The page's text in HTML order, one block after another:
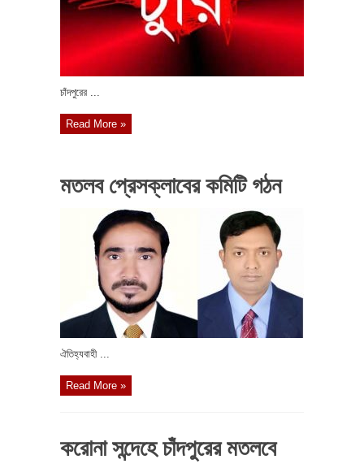
চাঁদপুরের ...
Read More »
মতলব প্রেসক্লাবের কমিটি গঠন
ঐতিহ্যবাহী ...
Read More »
করোনা সন্দেহে চাঁদপুরের মতলবে